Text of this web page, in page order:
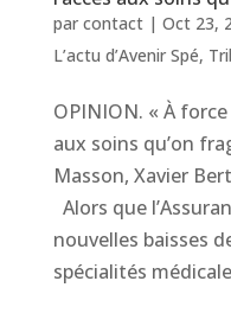
par contact| Oct 23,
L’actu d’Avenir Spé,
OPINION. « À force
aux soins qu’on
Masson, Xavier
Alors que
nouvelles baisses
spécialités